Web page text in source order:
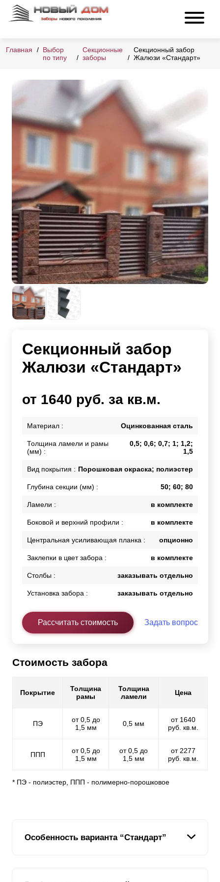
Главная
Выбор
по типу
Секционные
заборы
Секционный забор
Жалюзи «Стандарт»
Секционный забор
Жалюзи «Стандарт»
от 1640 руб. за кв.м.
Материал : Оцинкованная сталь
Толщина ламели и рамы
(мм) :
0,5; 0,6; 0,7; 1; 1,2;
1,5
Вид покрытия : Порошковая окраска; полиэстер
Глубина секции (мм) : 50; 60; 80
Ламели : в комплекте
Боковой и верхний профили : в комплекте
Центральная усиливающая планка : опционно
Заклепки в цвет забора : в комплекте
Столбы : заказывать отдельно
Установка забора : заказывать отдельно
Рассчитать стоимость Задать вопрос
Стоимость забора
Покрытие
Толщина
рамы
Толщина
ламели
Цена
ПЭ
от 0,5 до
1,5 мм
0,5 мм
от 1640
руб. кв.м.
ППП
от 0,5 до
1,5 мм
от 0,5 до
1,5 мм
от 2277
руб. кв.м.
* ПЭ - полиэстер, ППП - полимерно-порошковое
Особенность варианта “Стандарт”